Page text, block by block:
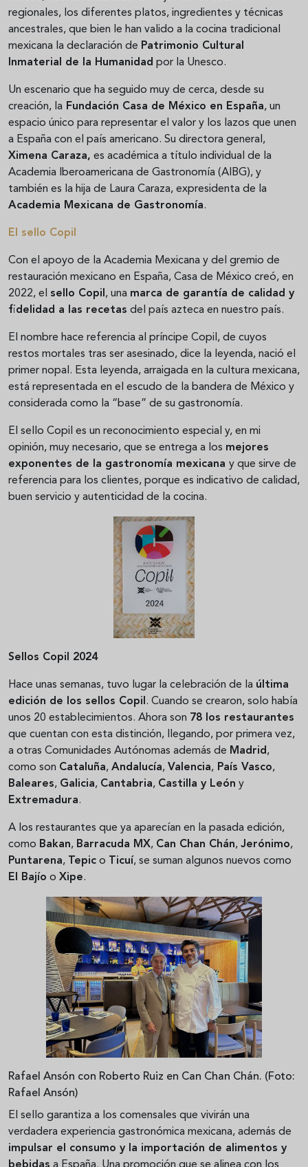
regionales, los diferentes platos, ingredientes y técnicas
ancestrales, que bien le han valido a la cocina tradicional
mexicana la declaración de Patrimonio Cultural
Inmaterial de la Humanidad por la Unesco.
Un escenario que ha seguido muy de cerca, desde su
creación, la Fundación Casa de México en España, un
espacio único para representar el valor y los lazos que unen
a España con el país americano. Su directora general,
Ximena Caraza, es académica a título individual de la
Academia Iberoamericana de Gastronomía (AIBG), y
también es la hija de Laura Caraza, expresidenta de la
Academia Mexicana de Gastronomía.
El sello Copil
Con el apoyo de la Academia Mexicana y del gremio de
restauración mexicano en España, Casa de México creó, en
2022, el sello Copil , una marca de garantía de calidad y
fidelidad a las recetas del país azteca en nuestro país.
El nombre hace referencia al príncipe Copil, de cuyos
restos mortales tras ser asesinado, dice la leyenda, nació el
primer nopal. Esta leyenda, arraigada en la cultura mexicana,
está representada en el escudo de la bandera de México y
considerada como la “base” de su gastronomía.
El sello Copil es un reconocimiento especial y, en mi
opinión, muy necesario, que se entrega a los mejores
exponentes de la gastronomía mexicana y que sirve de
referencia para los clientes, porque es indicativo de calidad,
buen servicio y autenticidad de la cocina.
Sellos Copil 2024
Hace unas semanas, tuvo lugar la celebración de la última
edición de los sellos Copil . Cuando se crearon, solo había
unos 20 establecimientos. Ahora son 78 los restaurantes
que cuentan con esta distinción, llegando, por primera vez,
a otras Comunidades Autónomas además de Madrid,
como son Cataluña, Andalucía, Valencia, País Vasco,
Baleares, Galicia, Cantabria, Castilla y León y
Extremadura.
A los restaurantes que ya aparecían en la pasada edición,
como Bakan, Barracuda MX, Can Chan Chán, Jerónimo,
Puntarena, Tepic o Ticuí, se suman algunos nuevos como
El Bajío o Xipe.
Rafael Ansón con Roberto Ruiz en Can Chan Chán. (Foto:
Rafael Ansón)
El sello garantiza a los comensales que vivirán una
verdadera experiencia gastronómica mexicana, además de
impulsar el consumo y la importación de alimentos y